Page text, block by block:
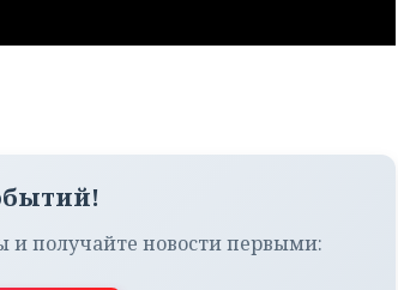
получайте новости первыми: